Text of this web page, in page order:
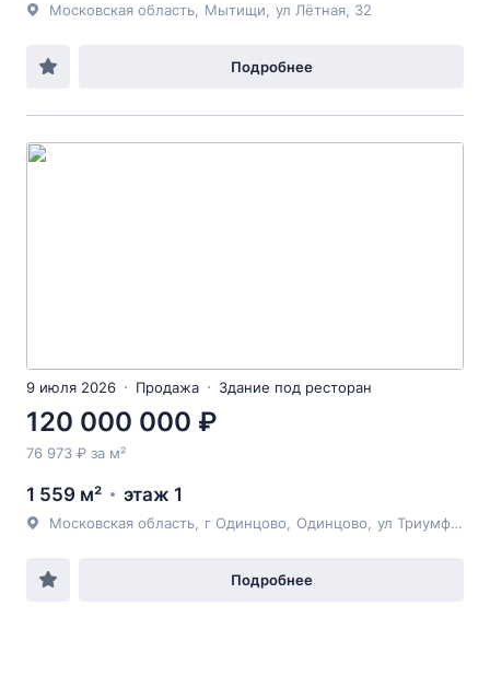
Московская область Мытищи ул Лётная , 32
Подробнее
9 июля 2026 Продажа Здание под ресторан
120 000 000 ₽
76 973 ₽ за м²
1 559 м² этаж 1
Московская область г Одинцово Одинцово ул Триумфальная
Подробнее